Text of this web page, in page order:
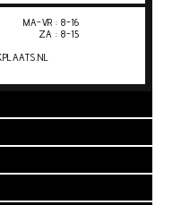
MA-VR : 8-16
ZA : 8-15